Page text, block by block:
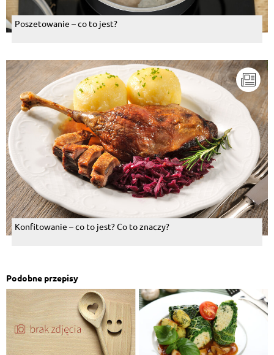
Poszetowanie – co to jest?
Konfitowanie – co to jest? Co to znaczy?
Podobne przepisy